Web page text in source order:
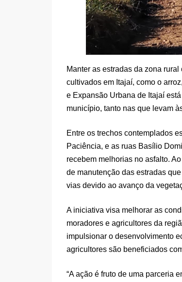
Manter as estradas da zona
cultivados em Itajaí, como o
e Expansão Urbana de Itajaí
município, tanto nas que levam
Entre os trechos contemplados
Paciência, e as ruas Basílio
recebem melhorias no asfalto.
de manutenção das estradas
vias devido ao avanço da
A iniciativa visa melhorar as
moradores e agricultores da
impulsionar o desenvolvimento
agricultores são beneficiados
“A ação é fruto de uma parceria